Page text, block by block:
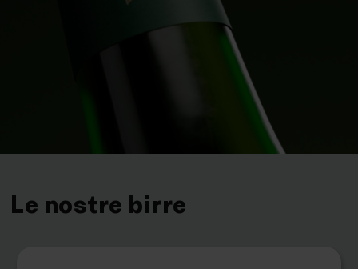
Le nostre birre